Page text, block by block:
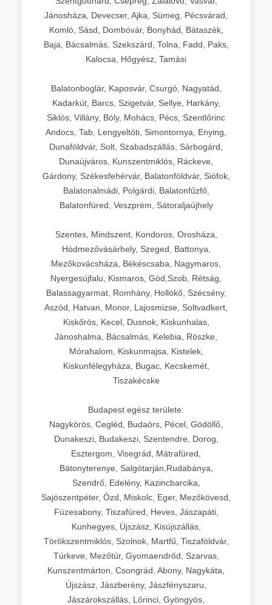
Jánosháza, Devecser, Ajka, Sümeg, Pécsvárad,
Komló, Sásd, Dombóvár, Bonyhád, Bátaszék,
Baja, Bácsalmás, Szekszárd, Tolna, Fadd, Paks,
Kalocsa, Hőgyész, Tamási
Balatonboglár, Kaposvár, Csurgó, Nagyatád,
Kadarkút, Barcs, Szigetvár, Sellye, Harkány,
Siklós, Villány, Bóly, Mohács, Pécs, Szentlőrinc
Andocs, Tab, Lengyeltóti, Simontornya, Enying,
Dunaföldvár, Solt, Szabadszállás, Sárbogárd,
Dunaújváros, Kunszentmiklós, Ráckeve,
Gárdony, Székesfehérvár, Balatonföldvár, Siófok,
Balatonalmádi, Polgárdi, Balatonfűzfő,
Balatonfüred, Veszprém, Sátoraljaújhely
Szentes, Mindszent, Kondoros, Orosháza,
Hódmezővásárhely, Szeged, Battonya,
Mezőkovácsháza, Békéscsaba, Nagymaros,
Nyergesújfalu, Kismaros, Göd,Szob, Rétság,
Balassagyarmat, Romhány, Hollókő, Szécsény,
Aszód, Hatvan, Monor, Lajosmizse, Soltvadkert,
Kiskőrös, Kecel, Dusnok, Kiskunhalas,
Jánoshalma, Bácsalmás, Kelebia, Röszke,
Mórahalom, Kiskunmajsa, Kistelek,
Kiskunfélegyháza, Bugac, Kecskemét,
Tiszakécske
Budapest egész területe:
Nagykörös, Cegléd, Budaörs, Pécel, Gödöllő,
Dunakeszi, Budakeszi, Szentendre, Dorog,
Esztergom, Visegrád, Mátrafüred,
Bátonyterenye, Salgótarján,Rudabánya,
Szendrő, Edelény, Kazincbarcika,
Sajószentpéter, Ózd, Miskolc, Eger, Mezőkövesd,
Füzesabony, Tiszafüred, Heves, Jászapáti,
Kunhegyes, Újszász, Kisújszállás,
Törökszentmiklós, Szolnok, Martfű, Tiszaföldvár,
Túrkeve, Mezőtúr, Gyomaendrőd, Szarvas,
Kunszentmárton, Csongrád, Abony, Nagykáta,
Újszász, Jászberény, Jászfényszaru,
Jászárokszállás, Lőrinci, Gyöngyös,